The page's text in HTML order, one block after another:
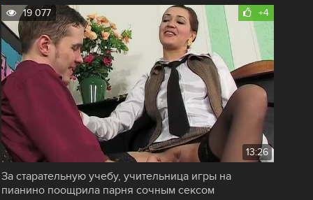
+4
19 077
13:26
За старательную учебу, учительница игры на
пианино поощрила парня сочным сексом